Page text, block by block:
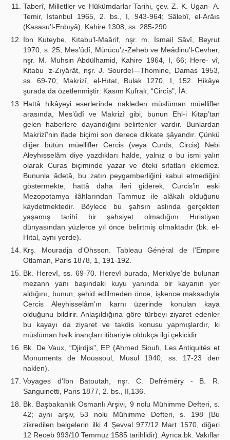
Taberî, Milletller ve Hükümdarlar Tarihi, çev. Z. K. Ugan- A.
Temir, İstanbul 1965, 2. bs., I, 943-964; Sâlebî, el-Arâıs
(Kasasu’l-Enbıyâ), Kahire 1308, ss. 285-290.
İbn Kuteybe, Kıtabu’l-Maârif, nşr. m. İsmail Sâvî, Beyrut
1970, s. 25; Mes’ûdî, Mürücu'z-Zeheb ve Meâdinu'l-Cevher,
nşr. M. Muhsin Abdülhamid, Kahire 1964, I, 66; Here- vî,
Kitabu ’z-Zıyârât, nşr. J. Sourdel—Thomine, Damas 1953,
ss. 69-70; Makrizî, el-Hıtat, Bulak 1270, I, 152. Hikâye
şurada da özetlenmiştir: Kasım Kufralı, “Circîs", İA.
Hattâ hikâyeyi eserlerinde nakleden müslüman müellifler
arasında, Mes’ûdî ve Makrizî gibi, bunun Ehl-i Kitap’tan
gelen haberlere dayandığını belirtenler vardır. Bunlardan
Makrizî’nin ifade biçimi son derece dikkate şâyandır. Çünkü
diğer bütün müellifler Cercis (veya Curds, Circis) Nebi
Aleyhısselâm diye yazdıkları halde, yalnız o bu ismi yalın
olarak Curas biçiminde yazar ve öteki sıfatları eklemez.
Bununla âdetâ, bu zatın peygamberliğini kabul etmediğini
göstermekte, hattâ daha ileri giderek, Curcis’in eski
Mezopotamya ilâhlarından Tammuz ile alâkalı olduğunu
kaydetmektedir. Böylece bu şahsın aslında gerçekten
yaşamış tarihî bir şahsiyet olmadığını Hıristiyan
dünyasından yüzlerce yıl önce belirtmiş olmaktadır (bk. el-
Hıtal, aynı yerde).
Krş. Mouradja d’Ohsson. Tableau Général de l’Empıre
Otlaman, Paris 1878, 1, 191-192.
Bk. Herevî, ss. 69-70. Herevî burada, Merkûye’de bulunan
mezann yanı başındaki kuyu yanında bir kayanın yer
aldığını, bunun, şehid edilmeden önce, işkence maksadıyla
Cercis Aleyhisselâm’ın karnı üzerinde konulan kaya
olduğunu bildirir. Anlaşıldığına göre türbeyi ziyaret edenler
bu kayayı da ziyaret ve takdis konusu yapmışlardır, ki
müslüman halk inançları itibariyle oldukça ilgi çekicidir.
Bk. De Vaux, “Djirdjis", EP (Ahmed Sioufı, Les Antiquités et
Monuments de Moussoul, Musul 1940, ss. 17-23 den
naklen).
Voyages d'Ibn Batoutah, nşr. C. Defréméry - B. R.
Sanguinetti, Paris 1877, 2. bs., II,136.
Bk. Başbakanlık Osmanlı Arşivi, 9 nolu Mühimme Defteri, s.
42; aynı arşiv, 53 nolu Mühimme Defteri, s. 198 (Bu
zikredilen belgelerin ilki 4 Şevval 977/12 Mart 1570, diğeri
12 Receb 993/10 Temmuz 1585 tarihlidir). Ayrıca bk. Vakıflar